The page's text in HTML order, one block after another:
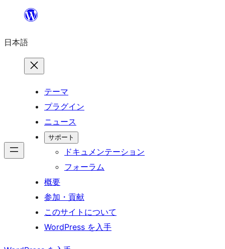
を
日本語
テーマ
プラグイン
ニュース
サポート
ドキュメンテーション
フォーラム
概要
参加・貢献
このサイトについて
WordPress を入手